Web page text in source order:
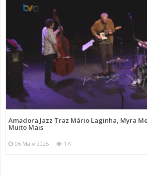
Amadora Jazz Traz Mário Laginha, Myra
Muito Mais
06 Maio 2025 1 K